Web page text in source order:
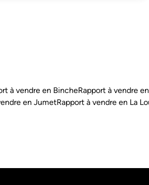
à vendre en BincheRapport à vendre
en JumetRapport à vendre en La